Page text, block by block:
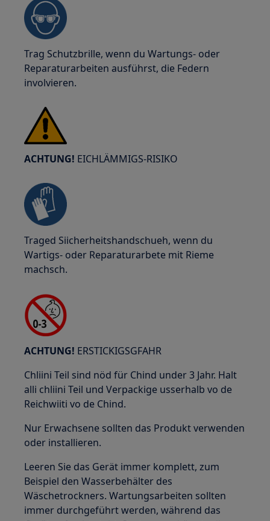
Trag Schutzbrille, wenn du Wartungs- oder
Reparaturarbeiten ausführst, die Federn
involvieren.
ACHTUNG! EICHLÄMMIGS-RISIKO
Traged Siicherheitshandschueh, wenn du
Wartigs- oder Reparaturarbete mit Rieme
machsch.
ACHTUNG! ERSTICKIGSGFAHR
Chliini Teil sind nöd für Chind under 3 Jahr. Halt
alli chliini Teil und Verpackige usserhalb vo de
Reichwiiti vo de Chind.
Nur Erwachsene sollten das Produkt verwenden
oder installieren.
Leeren Sie das Gerät immer komplett, zum
Beispiel den Wasserbehälter des
Wäschetrockners. Wartungsarbeiten sollten
immer durchgeführt werden, während das